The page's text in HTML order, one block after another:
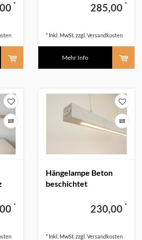
* 285,00 *
* Inkl. MwSt. zzgl. Versandkosten
Mehr Info
*
Hängelampe Beton
beschichtet
230,00 *
* Inkl. MwSt. zzgl. Versandkosten